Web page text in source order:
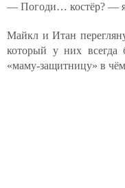
— Погоди… костёр? — я
Майкл и Итан
который у них всегда
«маму-защитницу» в